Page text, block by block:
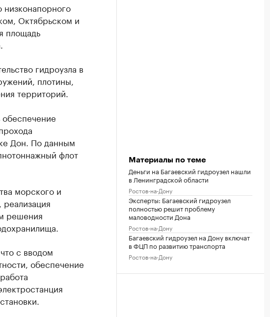
низконапорного
Октябрьском и
площадь
гидроузла в
плотины,
территорий.
обеспечение
Дон. По данным
флот
морского и
решения
с вводом
обеспечение
Материалы по теме
Деньги на Багаевский гидроузел нашли
в Ленинградской области
Ростов-на-Дону
Эксперты: Багаевский гидроузел
полностью решит проблему
маловодности Дона
Ростов-на-Дону
Багаевский гидроузел на Дону включат
в ФЦП по развитию транспорта
Ростов-на-Дону